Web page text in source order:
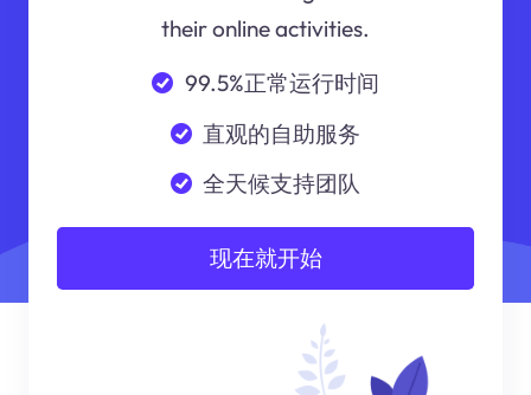
their online activities.
99.5%正常运行时间
直观的自助服务
全天候支持团队
现在就开始